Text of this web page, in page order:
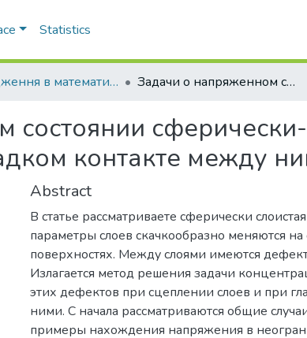
Statistics
Дослiдження в математицi i механiцi Задачи о напряженном состоянии сферически-слоистых сред при сцеплении слоёв и гладком контакте между ними
контакте между
Abstract
В статье рассматриваете сферически
параметры слоев скачкообразно меняются
поверхностях. Между слоями имеются
Излагается метод решения задачи
этих дефектов при сцеплении слоев и при
ними. С начала рассматриваются общие
примеры нахождения напряжения в